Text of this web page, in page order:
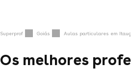
Superprof Goiás Aulas particulares em
Os melhores